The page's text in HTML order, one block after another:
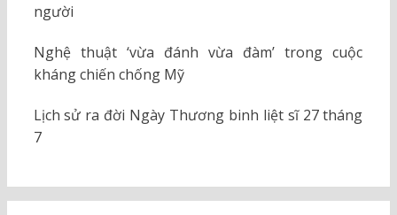
người
Nghệ thuật ‘vừa đánh vừa đàm’ trong cuộc
kháng chiến chống Mỹ
Lịch sử ra đời Ngày Thương binh liệt sĩ 27 tháng
7